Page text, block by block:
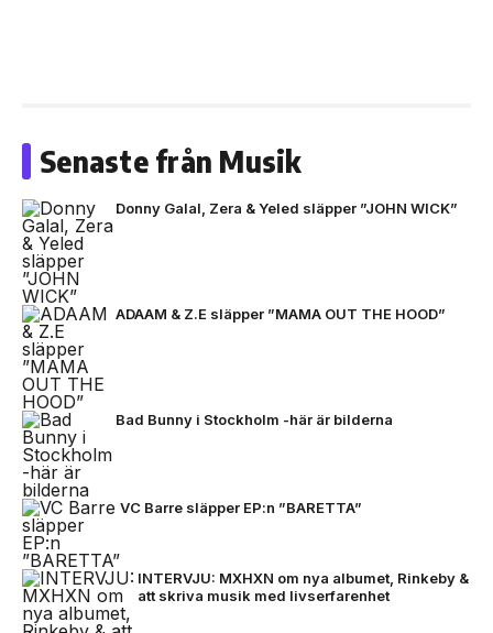
Senaste från Musik
Donny Galal, Zera & Yeled släpper ”JOHN WICK”
ADAAM & Z.E släpper ”MAMA OUT THE HOOD”
Bad Bunny i Stockholm -här är bilderna
VC Barre släpper EP:n ”BARETTA”
INTERVJU: MXHXN om nya albumet, Rinkeby &
att skriva musik med livserfarenhet